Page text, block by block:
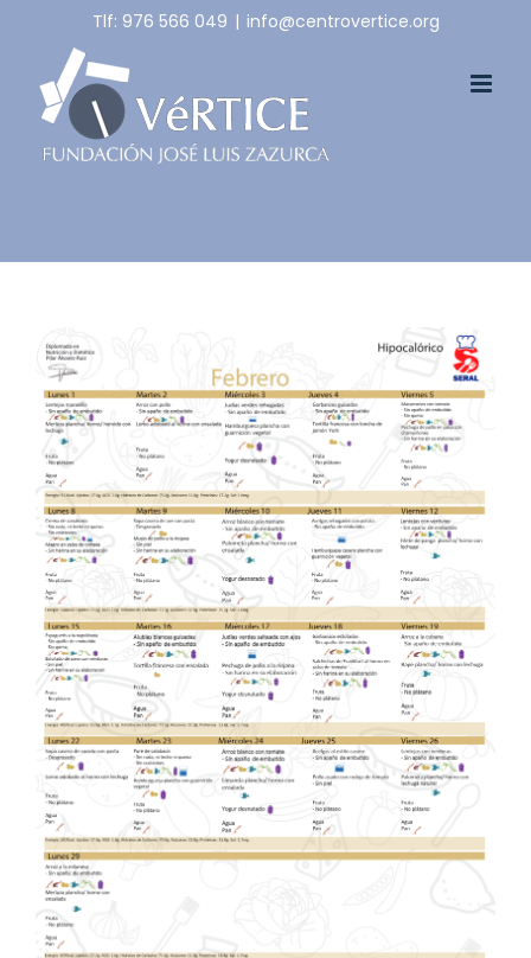
content
Tlf: 976 566 049 | info@centrovertice.org
View
Larger
Image